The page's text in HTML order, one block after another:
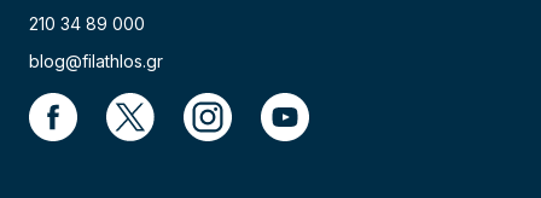
210 34 89 000
blog@filathlos.gr